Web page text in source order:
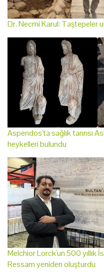
Dr. Necmi Karul: Taştepeler
Aspendos'ta sağlık tanrısı
heykelleri bulundu
Melchior Lorck'un 500 yıllık
Ressam yeniden oluşturdu